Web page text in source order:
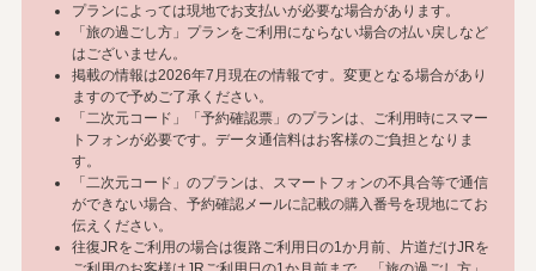
プランによっては現地でお支払いが必要な場合があります。
「旅の過ごし方」プランをご利用にならない場合の払い戻しなど
はございません。
掲載の情報は2026年7月現在の情報です。変更となる場合があり
ますので予めご了承ください。
「二次元コード」「予約確認票」のプランは、ご利用時にスマー
トフォンが必要です。データ通信料はお客様のご負担となりま
す。
「二次元コード」のプランは、スマートフォンの不具合等で通信
ができない場合、予約確認メールに記載の購入番号を現地にてお
伝えください。
往復JRをご利用の場合は復路ご利用日の1か月前、片道だけJRを